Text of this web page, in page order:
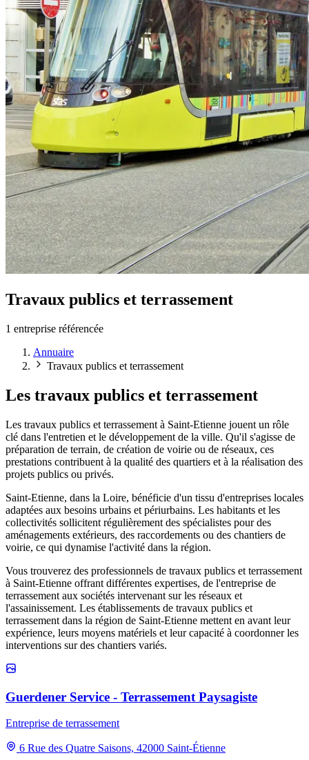
Travaux publics et terrassement
1 entreprise référencée
Annuaire
Travaux publics et terrassement
Les travaux publics et terrassement
Les travaux publics et terrassement à Saint-Etienne jouent un rôle
clé dans l'entretien et le développement de la ville. Qu'il s'agisse de
préparation de terrain, de création de voirie ou de réseaux, ces
prestations contribuent à la qualité des quartiers et à la réalisation des
projets publics ou privés.
Saint-Etienne, dans la Loire, bénéficie d'un tissu d'entreprises locales
adaptées aux besoins urbains et périurbains. Les habitants et les
collectivités sollicitent régulièrement des spécialistes pour des
aménagements extérieurs, des raccordements ou des chantiers de
voirie, ce qui dynamise l'activité dans la région.
Vous trouverez des professionnels de travaux publics et terrassement
à Saint-Etienne offrant différentes expertises, de l'entreprise de
terrassement aux sociétés intervenant sur les réseaux et
l'assainissement. Les établissements de travaux publics et
terrassement dans la région de Saint-Etienne mettent en avant leur
expérience, leurs moyens matériels et leur capacité à coordonner les
interventions sur des chantiers variés.
Guerdener Service - Terrassement Paysagiste
Entreprise de terrassement
6 Rue des Quatre Saisons, 42000 Saint-Étienne